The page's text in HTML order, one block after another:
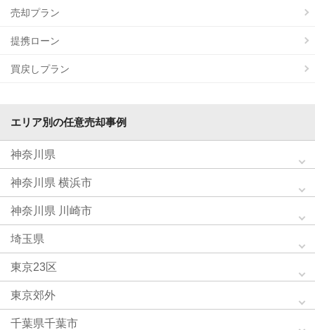
売却プラン
提携ローン
買戻しプラン
エリア別の任意売却事例
神奈川県
神奈川県 横浜市
神奈川県 川崎市
埼玉県
東京23区
東京郊外
千葉県千葉市